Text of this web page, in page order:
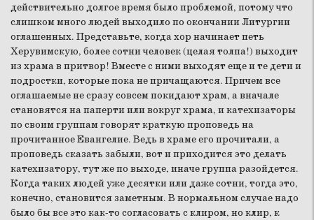
действительно долгое время было проблемой, потому что
слишком много людей выходило по окончании Литургии
оглашенных. Представьте, когда хор начинает петь
Херувимскую, более сотни человек (целая толпа!) выходит
из храма в притвор! Вместе с ними выходят еще и те дети и
подростки, которые пока не причащаются. Причем все
оглашаемые не сразу совсем покидают храм, а вначале
становятся на паперти или вокруг храма, и катехизаторы
по своим группам говорят краткую проповедь на
прочитанное Евангелие. Ведь в храме его прочитали, а
проповедь сказать забыли, вот и приходится это делать
катехизатору, тут же по выходе, иначе группа разойдется.
Когда таких людей уже десятки или даже сотни, тогда это,
конечно, становится заметным. В нормальном случае надо
было бы все это как-то согласовать с клиром, но клир, к